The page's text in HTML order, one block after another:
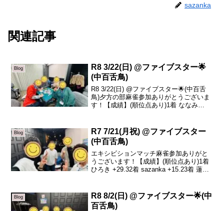
sazanka
関連記事
Blog
R8 3/22(日) @ファイブスター🌟
(中百舌鳥)
R8 3/22(日) @ファイブスター🌟(中百舌
鳥)夕方の部麻雀参加ありがとうございま
す！【成績】(順位点あり)1着 ななみ
...
Blog
R7 7/21(月祝) @ファイブスター
(中百舌鳥)
エキシビションマッチ麻雀参加ありがと
うございます！【成績】(順位点あり)1着
ひろき +29.32着 sazanka +15.23着 蓮
す🎉今日は吹田市...
Blog
R8 8/2(日) @ファイブスター🌟(中
百舌鳥)